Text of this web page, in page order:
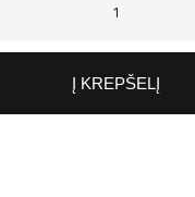
Į KREPŠELĮ